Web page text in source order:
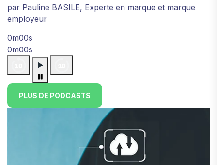
par Pauline BASILE, Experte en marque et marque
employeur
0m00s
0m00s
PLUS DE PODCASTS